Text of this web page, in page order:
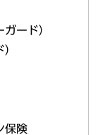
ード）
保険